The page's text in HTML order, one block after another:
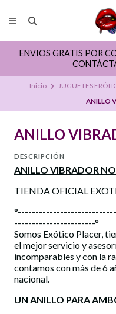
ENVIOS GRATIS POR
Inicio JUGUETES
ANILLO
ANILLO
DESCRIPCIÓN
ANILLO VIBRADOR
TIENDA OFICIAL
-----------------------°
Somos Exótico Placer,
el mejor servicio y
incomparables y con la
contamos con más de 6
nacional.
UN ANILLO PARA